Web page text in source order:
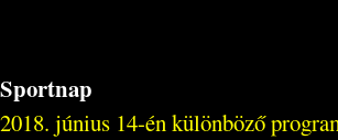
Sportnap
2018. június 14-én különböző